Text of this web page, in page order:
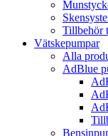
Tillbehör
Vätskepumpar
Alla
AdBlue